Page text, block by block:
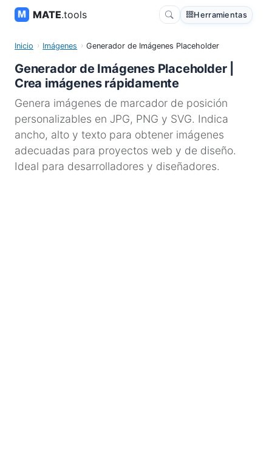
MATE.tools Herramientas
Inicio Imágenes Generador de Imágenes Placeholder
Generador de Imágenes Placeholder |
Crea imágenes rápidamente
Genera imágenes de marcador de posición
personalizables en JPG, PNG y SVG. Indica
ancho, alto y texto para obtener imágenes
adecuadas para proyectos web y de diseño.
Ideal para desarrolladores y diseñadores.